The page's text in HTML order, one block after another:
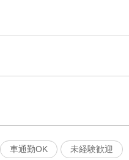
車通勤OK 未経験歓迎